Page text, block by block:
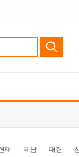
태 제남 대련